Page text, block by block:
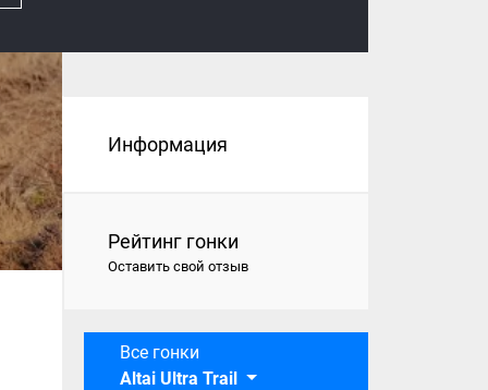
Информация
Рейтинг гонки
Оставить свой отзыв
Все гонки
Altai Ultra Trail